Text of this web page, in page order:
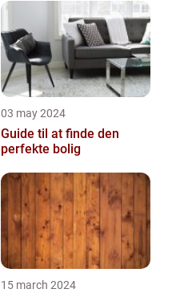
03 may 2024
Guide til at finde den
perfekte bolig
15 march 2024